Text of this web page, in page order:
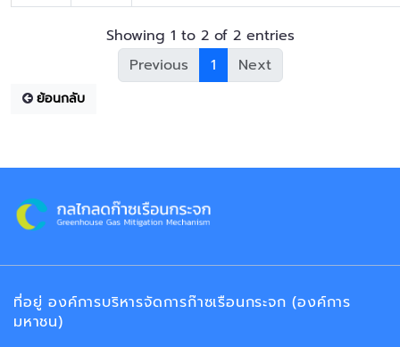
Showing 1 to 2 of 2 entries
Previous
1 Next
ย้อนกลับ
ที่อยู่ องค์การบริหารจัดการก๊าซเรือนกระจก (องค์การ
มหาชน)